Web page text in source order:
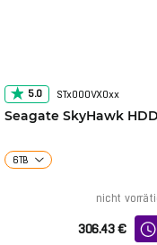
5.0 STx000VX0xx
Seagate SkyHawk HDD
6TB
nicht
306.43 €